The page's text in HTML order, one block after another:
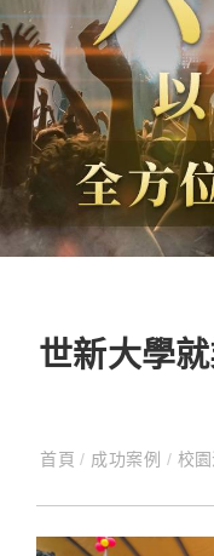
世新大學
首頁/ 成功案例 / 校